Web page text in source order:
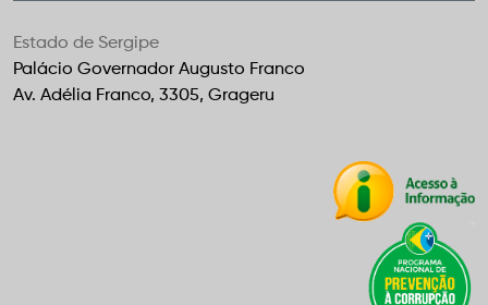
Estado de Sergipe
Palácio Governador Augusto Franco
Av. Adélia Franco, 3305, Grageru